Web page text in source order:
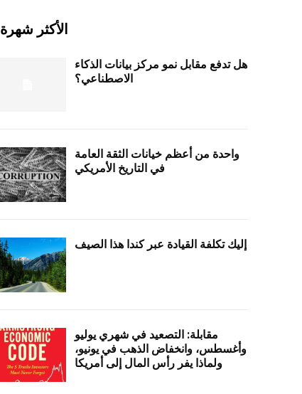
الأكثر شهرة
هل تدفع مقابل نمو مركز بيانات الذكاء
الاصطناعي؟
واحدة من أعظم خيانات الثقة العامة
في التاريخ الأمريكي
إليك تكلفة القيادة عبر كندا هذا الصيف
مقابلة: التصعيد في شهري يوليو
وأغسطس، وانخفاض الذهب في يونيو،
ولماذا يفر رأس المال إلى أمريكا